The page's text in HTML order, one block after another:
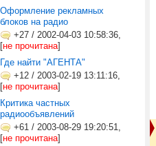
Оформление рекламных
блоков на радио
+27 / 2002-04-03 10:58:36,
[не прочитана]
Где найти "АГЕНТА"
+12 / 2003-02-19 13:11:16,
[не прочитана]
Критика частных
радиообъявлений
+61 / 2003-08-29 19:20:51,
[не прочитана]